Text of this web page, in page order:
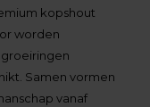
kopshout
worden
Samen vormen
vanaf